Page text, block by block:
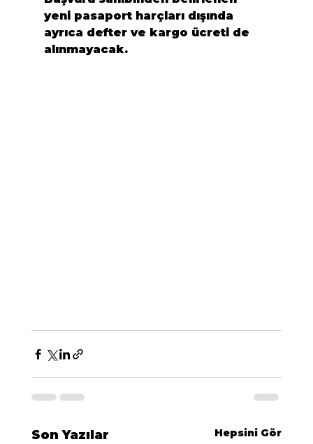
yeni pasaport harçları dışında
ayrıca defter ve kargo ücreti de
alınmayacak.
Son Yazılar Hepsini Gör